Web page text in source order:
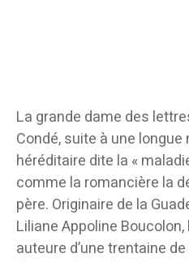
La grande dame des
Condé, suite à une
héréditaire dite la «
comme la romancière la
père. Originaire de la
Liliane Appoline
auteure d’une trentaine